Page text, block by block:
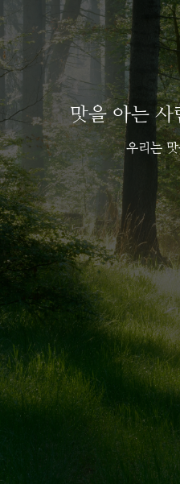
맛을 아는 사
우리는